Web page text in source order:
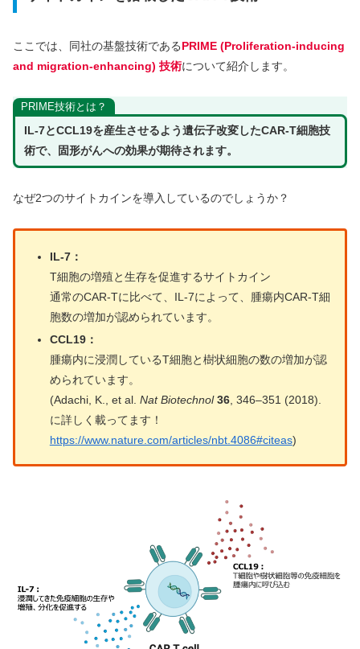
ここでは、同社の基盤技術であるPRIME (Proliferation-inducing
and migration-enhancing) 技術について紹介します。
PRIME技術とは？
IL-7とCCL19を産生させるよう遺伝子改変したCAR-T細胞技
術で、固形がんへの効果が期待されます。
なぜ2つのサイトカインを導入しているのでしょうか？
IL-7：
T細胞の増殖と生存を促進するサイトカイン
通常のCAR-Tに比べて、IL-7によって、腫瘍内CAR-T細
胞数の増加が認められています。
CCL19：
腫瘍内に浸潤しているT細胞と樹状細胞の数の増加が認
められています。
(Adachi, K., et al. Nat Biotechnol 36, 346–351 (2018).
に詳しく載ってます！
https://www.nature.com/articles/nbt.4086#citeas)